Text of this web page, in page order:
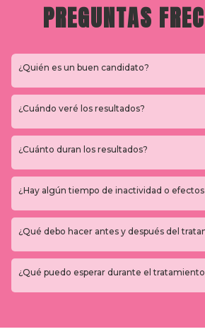
PREGUNTAS
¿Quién es un buen candidato?
¿Cuándo veré los resultados?
¿Cuánto duran los resultados?
¿Hay algún tiempo de inactividad o
¿Qué debo hacer antes y después del
¿Qué puedo esperar durante el